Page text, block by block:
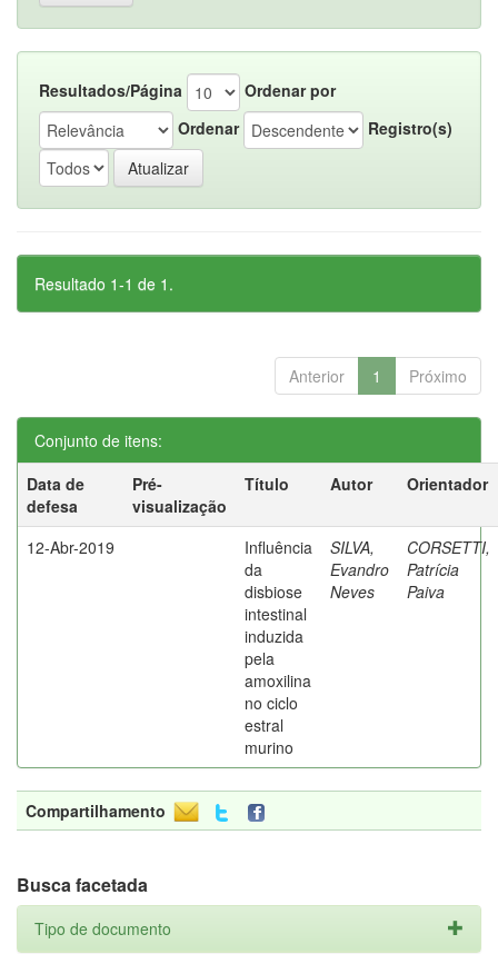
Resultados/Página
Ordenar por
Ordenar
Registro(s)
Resultado 1-1 de 1.
Anterior 1 Próximo
Conjunto de itens:
Data de
defesa
Pré-
visualização
Título Autor Orientador
12-Abr-2019
Influência
da
disbiose
intestinal
induzida
pela
amoxilina
no ciclo
estral
murino
SILVA,
Evandro
Neves
CORSETTI,
Patrícia
Paiva
Compartilhamento
Busca facetada
Tipo de documento